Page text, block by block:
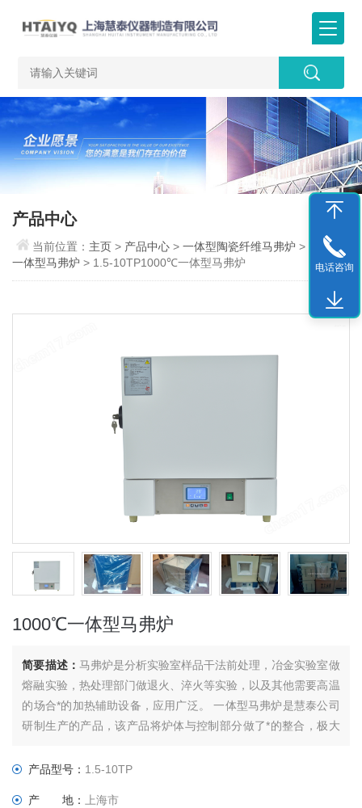
产品中心
当前位置： 主页> 产品中心 >一体型陶瓷纤维马弗炉 >
1000℃
一体型马弗炉 > 1.5-10TP1000℃一体型马弗炉
1000℃一体型马弗炉
简要描述： 马弗炉是分析实验室样品干法前处理，冶金实验室做
熔融实验，热处理部门做退火、淬火等实验，以及其他需要高温
的场合*的加热辅助设备，应用广泛。 一体型马弗炉是慧泰公司
研制生产的产品，该产品将炉体与控制部分做了*的整合，极大
产品型号： 1.5-10TP
产 地：上海市
电话咨询